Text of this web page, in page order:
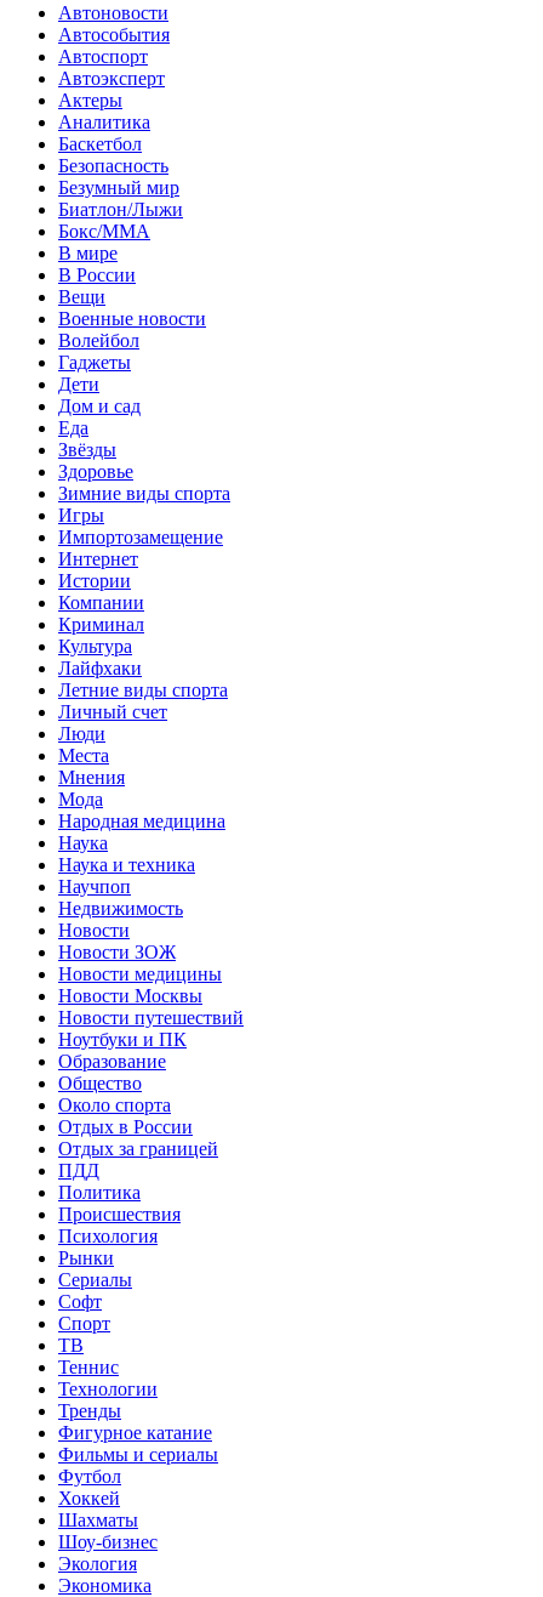
Автоновости
Автособытия
Автоспорт
Автоэксперт
Актеры
Аналитика
Баскетбол
Безопасность
Безумный мир
Биатлон/Лыжи
Бокс/MMA
В мире
В России
Вещи
Военные новости
Волейбол
Гаджеты
Дети
Дом и сад
Еда
Звёзды
Здоровье
Зимние виды спорта
Игры
Импортозамещение
Интернет
Истории
Компании
Криминал
Культура
Лайфхаки
Летние виды спорта
Личный счет
Люди
Места
Мнения
Мода
Народная медицина
Наука
Наука и техника
Научпоп
Недвижимость
Новости
Новости ЗОЖ
Новости медицины
Новости Москвы
Новости путешествий
Ноутбуки и ПК
Образование
Общество
Около спорта
Отдых в России
Отдых за границей
ПДД
Политика
Происшествия
Психология
Рынки
Сериалы
Софт
Спорт
ТВ
Теннис
Технологии
Тренды
Фигурное катание
Фильмы и сериалы
Футбол
Хоккей
Шахматы
Шоу-бизнес
Экология
Экономика